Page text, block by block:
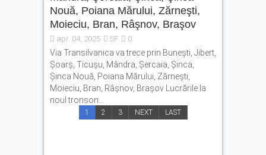
Nouă, Poiana Mărului, Zărneşti,
Moieciu, Bran, Râşnov, Braşov
apr. 04, 2025 SF 0
Via Transilvanica va trece prin Buneşti, Jibert,
Şoarş, Ticuşu, Mândra, Şercaia, Şinca,
Şinca Nouă, Poiana Mărului, Zărneşti,
Moieciu, Bran, Râşnov, Braşov Lucrările la
noul tronson...
1 2 3 NEXT LAST